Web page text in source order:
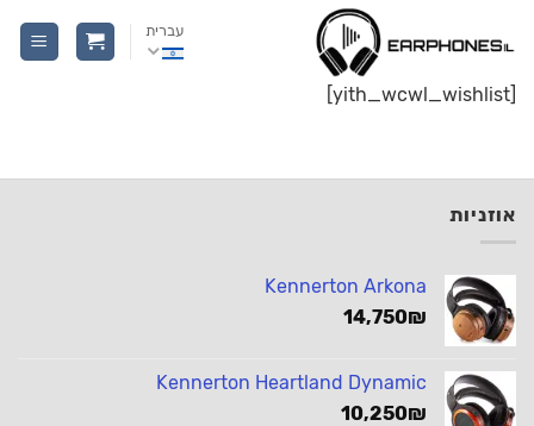
content
עברית
[yith_wcwl_wishlist]
אוזניות
Kennerton Arkona
14,750₪
Kennerton Heartland Dynamic
10,250₪